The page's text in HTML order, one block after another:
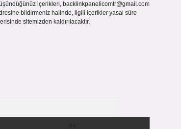
içerikleri, backlinkpanelicomtr@gmail.com
bildirmeniz halinde, ilgili içerikler yasal süre
sitemizden kaldırılacaktır.